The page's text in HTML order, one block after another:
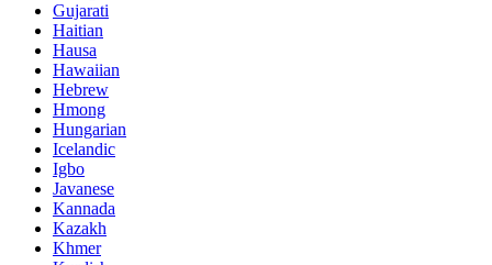
Gujarati
Haitian
Hausa
Hawaiian
Hebrew
Hmong
Hungarian
Icelandic
Igbo
Javanese
Kannada
Kazakh
Khmer